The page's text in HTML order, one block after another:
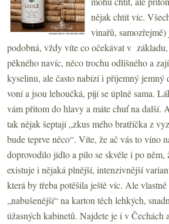
nějak chtít víc.
vinařů,
podobná, vždy víte co očekávat v
pěkného navíc, něco trochu odlišného a
kyselinu, ale často nabízí i příjemný jemný
voní a jsou lehoučká, pijí se úplně sama.
vám přitom do hlavy a máte chuť na další.
tak nějak šeptají „zkus mého bratříčka z
bude teprve něco“. Víte, že ač vás to víno
doprovodilo jídlo a pilo se skvěle i po něm,
existuje i nějaká plnější, intenzivnější
která by třeba potěšila ještě víc. Ale
„nabušenější“ na karton těch lehkých,
úžasných kabinetů. Najdete je i v Čechách